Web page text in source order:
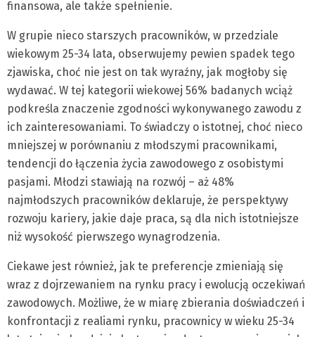
finansowa, ale także spełnienie.
W grupie nieco starszych pracowników, w przedziale
wiekowym 25-34 lata, obserwujemy pewien spadek tego
zjawiska, choć nie jest on tak wyraźny, jak mogłoby się
wydawać. W tej kategorii wiekowej 56% badanych wciąż
podkreśla znaczenie zgodności wykonywanego zawodu z
ich zainteresowaniami. To świadczy o istotnej, choć nieco
mniejszej w porównaniu z młodszymi pracownikami,
tendencji do łączenia życia zawodowego z osobistymi
pasjami. Młodzi stawiają na rozwój – aż 48%
najmłodszych pracowników deklaruje, że perspektywy
rozwoju kariery, jakie daje praca, są dla nich istotniejsze
niż wysokość pierwszego wynagrodzenia.
Ciekawe jest również, jak te preferencje zmieniają się
wraz z dojrzewaniem na rynku pracy i ewolucją oczekiwań
zawodowych. Możliwe, że w miarę zbierania doświadczeń i
konfrontacji z realiami rynku, pracownicy w wieku 25-34